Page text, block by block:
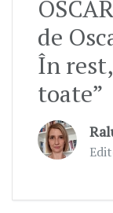
de
În
toate”